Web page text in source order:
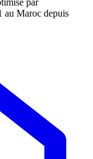
par
au Maroc depuis